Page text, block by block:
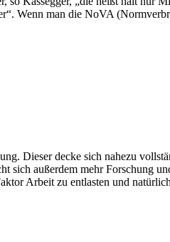
Wenn man die NoVA
Dieser decke sich nahezu
sich außerdem mehr Forschung
Arbeit zu entlasten und